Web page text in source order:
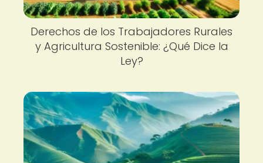
Derechos de los Trabajadores Rurales
y Agricultura Sostenible: ¿Qué Dice la
Ley?